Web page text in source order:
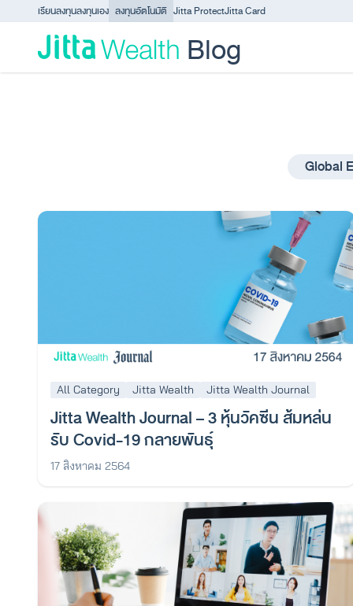
Skip to content - ข้ามไปที่เนื้อหา
เรียนลงทุนลงทุนเอง ลงทุนอัตโนมัติ Jitta ProtectJitta Card
Blog
Global
All Category Jitta Wealth Jitta Wealth Journal
Jitta Wealth Journal – 3 หุ้นวัคซีน ส้มหล่น
รับ Covid-19 กลายพันธุ์
17 สิงหาคม 2564